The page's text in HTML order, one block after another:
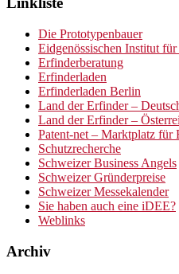
Die Prototypenbauer
Eidgenössischen Institut
Erfinderberatung
Erfinderladen
Erfinderladen Berlin
Land der Erfinder –
Land der Erfinder –
Patent-net – Marktplatz für
Schutzrecherche
Schweizer Business Angels
Schweizer Gründerpreise
Schweizer Messekalender
Sie haben auch eine iDEE?
Weblinks
Archiv